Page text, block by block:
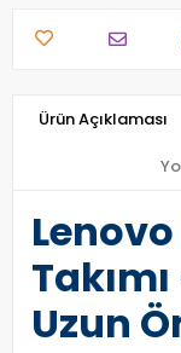
Ürün Açıklaması
Uzun